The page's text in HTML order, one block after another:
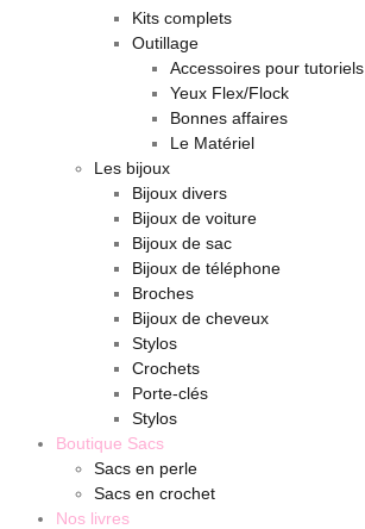
Kits complets
Outillage
Accessoires pour tutoriels
Yeux Flex/Flock
Bonnes affaires
Le Matériel
Les bijoux
Bijoux divers
Bijoux de voiture
Bijoux de sac
Bijoux de téléphone
Broches
Bijoux de cheveux
Stylos
Crochets
Porte-clés
Stylos
Boutique Sacs
Sacs en perle
Sacs en crochet
Nos livres